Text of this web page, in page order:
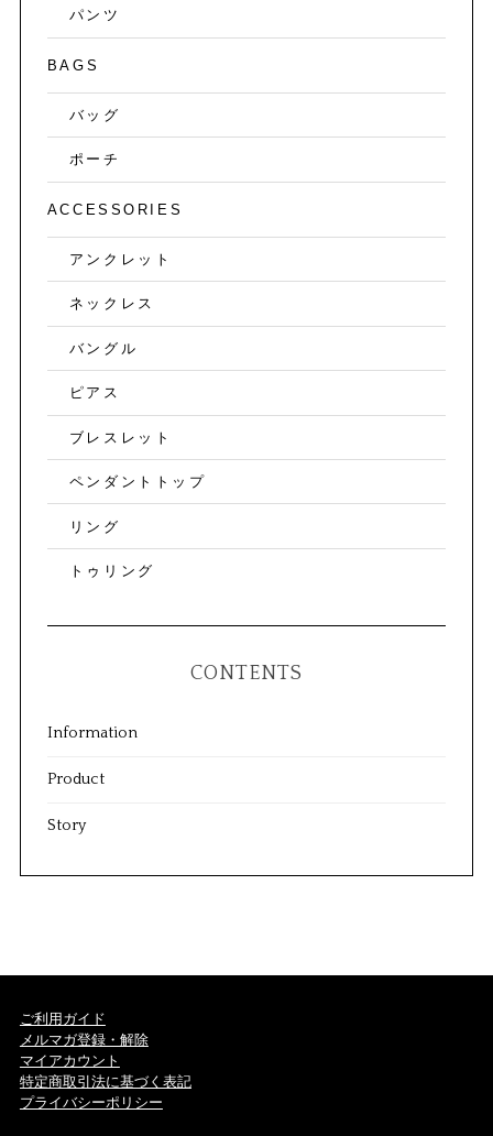
パンツ
BAGS
バッグ
ポーチ
ACCESSORIES
アンクレット
ネックレス
バングル
ピアス
ブレスレット
ペンダントトップ
リング
トゥリング
CONTENTS
Information
Product
Story
ご利用ガイド
メルマガ登録・解除
マイアカウント
特定商取引法に基づく表記
プライバシーポリシー